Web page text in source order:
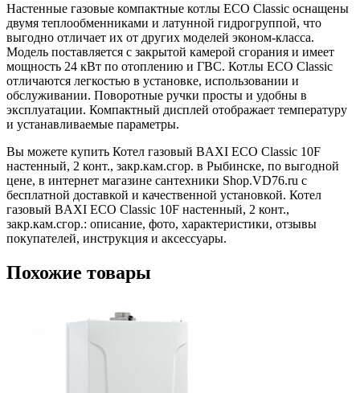
Настенные газовые компактные котлы ECO Classic оснащены
двумя теплообменниками и латунной гидрогруппой, что
выгодно отличает их от других моделей эконом-класса.
Модель поставляется с закрытой камерой сгорания и имеет
мощность 24 кВт по отоплению и ГВС. Котлы ECO Classic
отличаются легкостью в установке, использовании и
обслуживании. Поворотные ручки просты и удобны в
эксплуатации. Компактный дисплей отображает температуру
и устанавливаемые параметры.
Вы можете купить Котел газовый BAXI ECO Classic 10F
настенный, 2 конт., закр.кам.сгор. в Рыбинске, по выгодной
цене, в интернет магазине сантехники Shop.VD76.ru с
бесплатной доставкой и качественной установкой. Котел
газовый BAXI ECO Classic 10F настенный, 2 конт.,
закр.кам.сгор.: описание, фото, характеристики, отзывы
покупателей, инструкция и аксессуары.
Похожие товары